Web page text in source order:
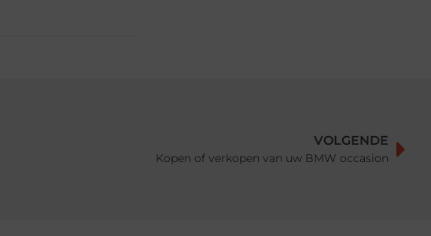
VOLGENDE
Kopen of verkopen van uw BMW occasion